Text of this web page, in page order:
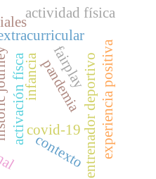
covid-19
activación físca entrenador deportivoexperiencia positiva
infancia
actividad física
contexto
pandemia
fairplay